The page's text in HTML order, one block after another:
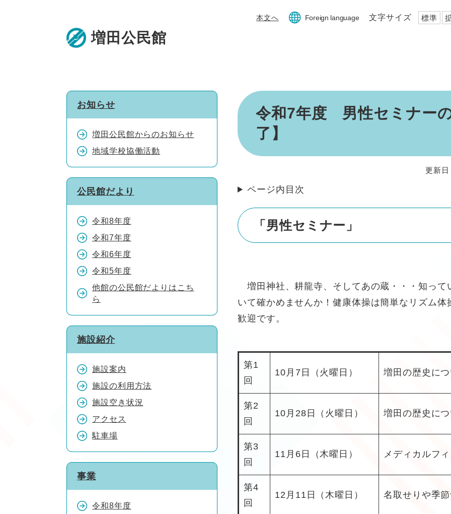
増田公民館
本文へ Foreign language 文字サイズ 標準
本
文
令和7年度 男性セミナー
了】
更新
ページ内目次
「男性セミナー」
増田神社、耕龍寺、そしてあの蔵・・・知って
いて確かめませんか！健康体操は簡単なリズム
歓迎です。
第1
回
10月7日（火曜日） 増田の歴史に
第2
回
10月28日（火曜日） 増田の歴史に
第3
回
11月6日（木曜日） メディカルフ
第4
回
12月11日（木曜日） 名取せりや季
お知らせ
増田公民館からのお知らせ
地域学校協働活動
公民館だより
令和8年度
令和7年度
令和6年度
令和5年度
他館の公民館だよりはこち
ら
施設紹介
施設案内
施設の利用方法
施設空き状況
アクセス
駐車場
事業
令和8年度